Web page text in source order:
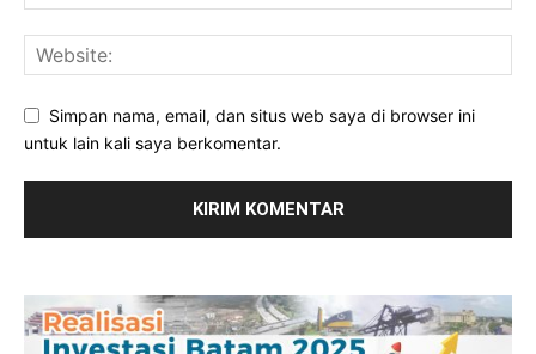
Simpan nama, email, dan situs web saya di browser ini
untuk lain kali saya berkomentar.